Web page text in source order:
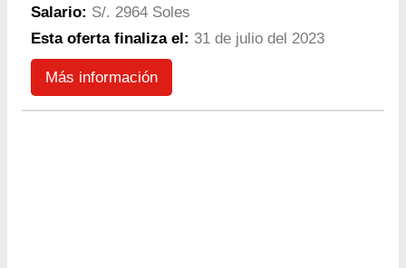
Salario: S/. 2964 Soles
Esta oferta finaliza el: 31 de julio del 2023
Más información